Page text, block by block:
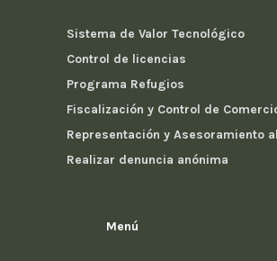
Sistema de Valor Tecnológico
Control de licencias
Programa Refugios
Fiscalización y Control de
Representación y Asesoramiento
Realizar denuncia anónima
Menú